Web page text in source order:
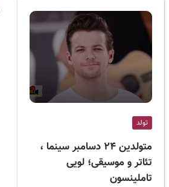
تولد
متولدین ۲۴ دسامبر سینما ،
تئاتر و موسیقی؛ لویی
تاملینسون